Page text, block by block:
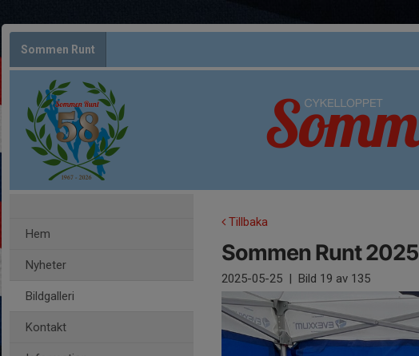
Sommen Runt
Hem
Nyheter
Bildgalleri
Kontakt
Tillbaka
Sommen Runt 2025
2025-05-25 | Bild 19 av 135